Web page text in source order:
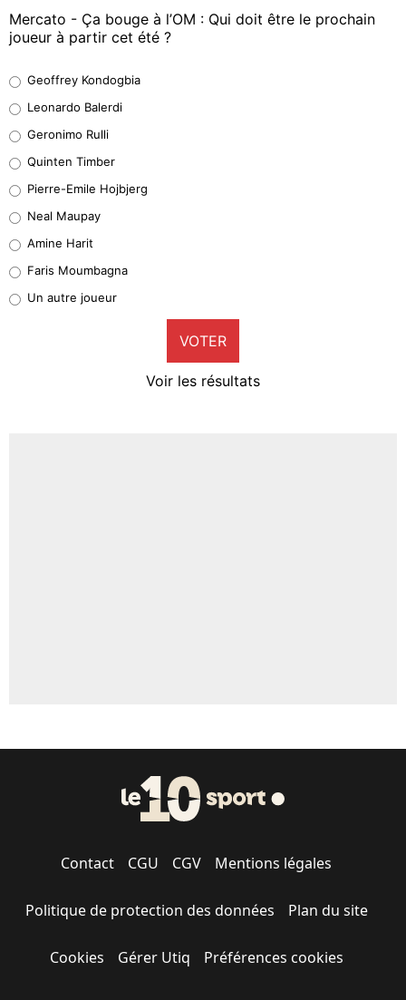
Mercato - Ça bouge à l’OM : Qui doit être le prochain
joueur à partir cet été ?
38%
32%
5%
1%
9%
Geoffrey Kondogbia
Leonardo Balerdi
Geronimo Rulli
Quinten Timber
Pierre-Emile Hojbjerg
Neal Maupay
Amine Harit
Faris Moumbagna
Un autre joueur
VOTER
Voir les résultats
Contact CGU CGV Mentions légales
Politique de protection des données Plan du site
Cookies Gérer Utiq Préférences cookies